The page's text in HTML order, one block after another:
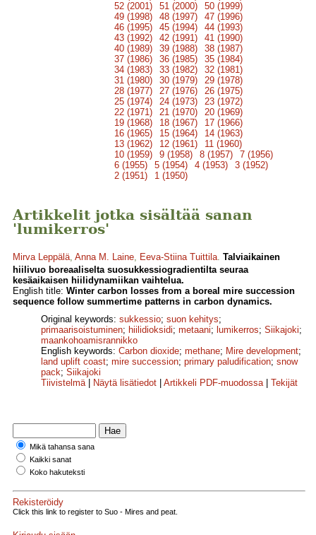
52 (2001)
51 (2000)
50 (1999)
49 (1998)
48 (1997)
47 (1996)
46 (1995)
45 (1994)
44 (1993)
43 (1992)
42 (1991)
41 (1990)
40 (1989)
39 (1988)
38 (1987)
37 (1986)
36 (1985)
35 (1984)
34 (1983)
33 (1982)
32 (1981)
31 (1980)
30 (1979)
29 (1978)
28 (1977)
27 (1976)
26 (1975)
25 (1974)
24 (1973)
23 (1972)
22 (1971)
21 (1970)
20 (1969)
19 (1968)
18 (1967)
17 (1966)
16 (1965)
15 (1964)
14 (1963)
13 (1962)
12 (1961)
11 (1960)
10 (1959)
9 (1958) 8 (1957)
7 (1956)
6 (1955)
5 (1954) 4 (1953)
3 (1952)
2 (1951)
1 (1950)
Artikkelit jotka sisältää sanan
'lumikerros'
Mirva Leppälä, Anna M. Laine, Eeva-Stiina Tuittila. Talviaikainen
hiilivuo boreaaliselta suosukkessiogradientilta seuraa
kesäaikaisen hiilidynamiikan vaihtelua.
English title: Winter carbon losses from a boreal mire succession
sequence follow summertime patterns in carbon dynamics.
Original keywords: sukkessio; suon kehitys;
primaarisoistuminen; hiilidioksidi; metaani; lumikerros; Siikajoki;
maankohoamisrannikko
English keywords: Carbon dioxide; methane; Mire development;
land uplift coast; mire succession; primary paludification; snow
pack; Siikajoki
Tiivistelmä| Näytä lisätiedot Artikkeli PDF-muodossa| Tekijät
Mikä tahansa sana
Kaikki sanat
Koko hakuteksti
Rekisteröidy
Click this link to register to Suo - Mires and peat.